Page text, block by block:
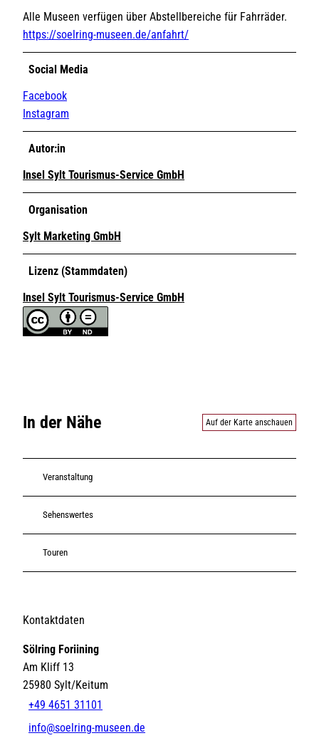
Alle Museen verfügen über Abstellbereiche für Fahrräder.
https://soelring-museen.de/anfahrt/
Social Media
Facebook
Instagram
Autor:in
Insel Sylt Tourismus-Service GmbH
Organisation
Sylt Marketing GmbH
Lizenz (Stammdaten)
Insel Sylt Tourismus-Service GmbH
In der Nähe Auf der Karte anschauen
Veranstaltung
Sehenswertes
Touren
Kontaktdaten
Sölring Foriining
Am Kliff 13
25980 Sylt/Keitum
+49 4651 31101
info@soelring-museen.de